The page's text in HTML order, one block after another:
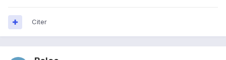
Citer